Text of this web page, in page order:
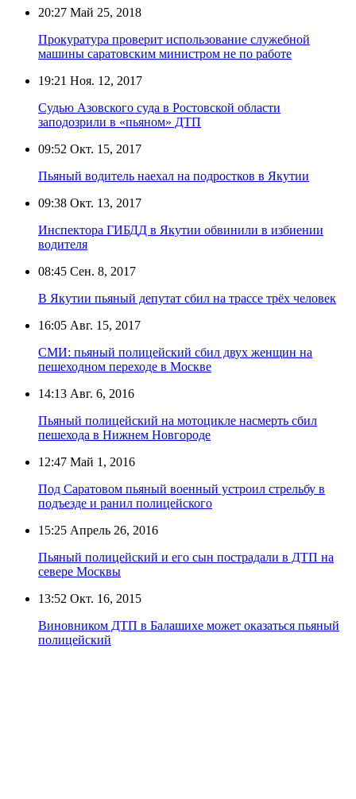
20:27 Май 25, 2018
Прокуратура проверит использование служебной
машины саратовским министром не по работе
19:21 Ноя. 12, 2017
Судью Азовского суда в Ростовской области
заподозрили в «пьяном» ДТП
09:52 Окт. 15, 2017
Пьяный водитель наехал на подростков в Якутии
09:38 Окт. 13, 2017
Инспектора ГИБДД в Якутии обвинили в избиении
водителя
08:45 Сен. 8, 2017
В Якутии пьяный депутат сбил на трассе трёх человек
16:05 Авг. 15, 2017
СМИ: пьяный полицейский сбил двух женщин на
пешеходном переходе в Москве
14:13 Авг. 6, 2016
Пьяный полицейский на мотоцикле насмерть сбил
пешехода в Нижнем Новгороде
12:47 Май 1, 2016
Под Саратовом пьяный военный устроил стрельбу в
подъезде и ранил полицейского
15:25 Апрель 26, 2016
Пьяный полицейский и его сын пострадали в ДТП на
севере Москвы
13:52 Окт. 16, 2015
Виновником ДТП в Балашихе может оказаться пьяный
полицейский